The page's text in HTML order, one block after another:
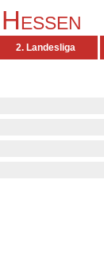
2. Landesliga